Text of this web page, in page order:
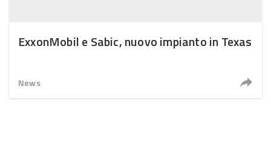
ExxonMobil e Sabic, nuovo impianto in Texas
News